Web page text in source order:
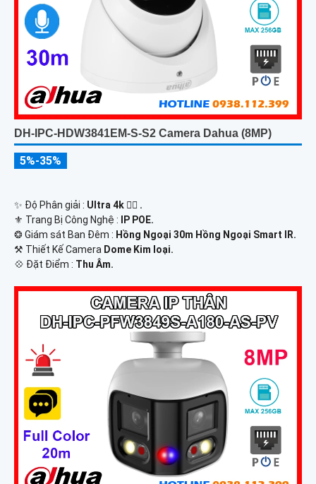
DH-IPC-HDW3841EM-S-S2 Camera Dahua (8MP)
5%-35%
✨ Độ Phân giải : Ultra 4k 👍🏾 .
⚜️ Trang Bị Công Nghệ :
IP POE.
❂ Giám sát Ban Đêm : Hồng Ngoại 30m Hồng Ngoại Smart IR.
⚒ Thiết Kế Camera Dome Kim loại.
️💠 Đặt Điểm : Thu Âm.